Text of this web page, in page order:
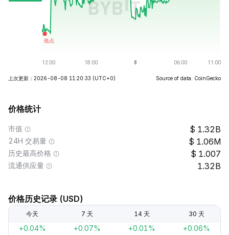
上次更新：2026-08-08 11:20:33 (UTC+0) Source of data: CoinGecko
价格统计
市值 1.32B
24H 交易量 1.06M
历史最高价格 1.007
流通供应量 1.32B
价格历史记录 (USD)
今天 7 天 14 天 30 天
+0.04% +0.07% +0.01% +0.06%